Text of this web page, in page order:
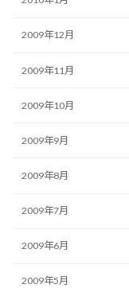
2009年12月
2009年11月
2009年10月
2009年9月
2009年8月
2009年7月
2009年6月
2009年5月